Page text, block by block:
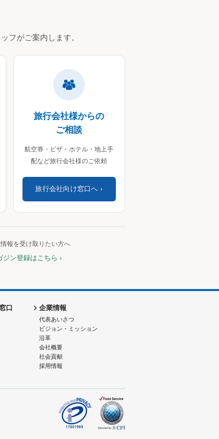
フがご案内します。
旅行会社様からの
ご相談
航空券・ビザ・ホテル・地上手
配など旅行会社様のご依頼
旅行会社向け窓口へ
報を受け取りたい方へ
ジン登録はこちら
口 企業情報
代表あいさつ
ビジョン・ミッション
沿革
会社概要
社会貢献
採用情報